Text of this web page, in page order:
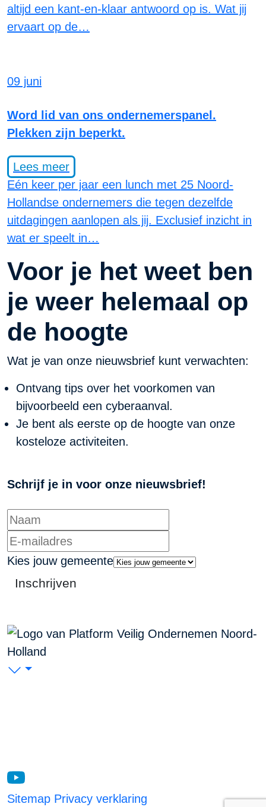
altijd een kant-en-klaar antwoord op is. Wat jij
ervaart op de…
09 juni
Word lid van ons ondernemerspanel.
Plekken zijn beperkt.
Lees meer
Eén keer per jaar een lunch met 25 Noord-
Hollandse ondernemers die tegen dezelfde
uitdagingen aanlopen als jij. Exclusief inzicht in
wat er speelt in…
Voor je het weet ben
je weer helemaal op
de hoogte
Wat je van onze nieuwsbrief kunt verwachten:
Ontvang tips over het voorkomen van
bijvoorbeeld een cyberaanval.
Je bent als eerste op de hoogte van onze
kosteloze activiteiten.
Schrijf je in voor onze nieuwsbrief!
Kies jouw gemeente
Inschrijven
Sitemap Privacy verklaring